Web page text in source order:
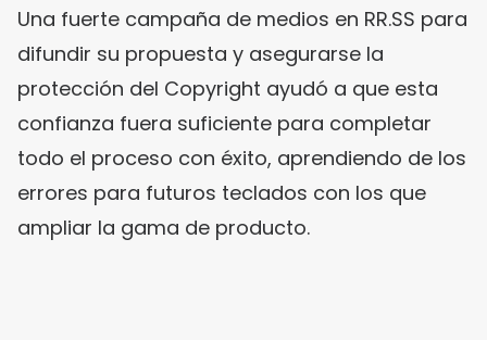
Una fuerte campaña de medios en RR.SS para
difundir su propuesta y asegurarse la
protección del Copyright ayudó a que esta
confianza fuera suficiente para completar
todo el proceso con éxito, aprendiendo de los
errores para futuros teclados con los que
ampliar la gama de producto.